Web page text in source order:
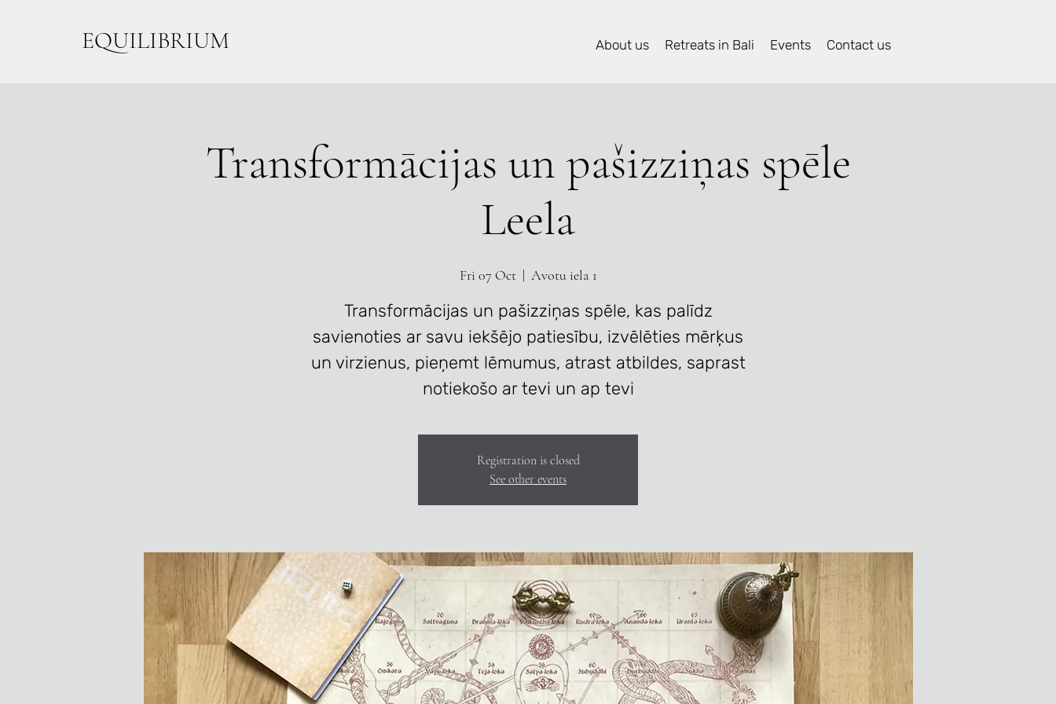
EQUILIBRIUM About us Retreats in Bali Events Contact us
Transformācijas un pašizziņas spēle
Leela
Fri 07 Oct
  |
Avotu iela 1
Transformācijas un pašizziņas spēle, kas palīdz
savienoties ar savu iekšējo patiesību, izvēlēties mērķus
un virzienus, pieņemt lēmumus, atrast atbildes, saprast
notiekošo ar tevi un ap tevi
Registration is closed
See other events